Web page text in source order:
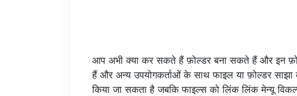
आप अभी क्या कर सकते हैं फ़ोल्डर बना सकते हैं और इन
हैं और अन्य उपयोगकर्ताओं के साथ फाइल या फ़ोल्डर
किया जा सकता है जबकि फाइल्स को लिंक लिंक मेन्यू